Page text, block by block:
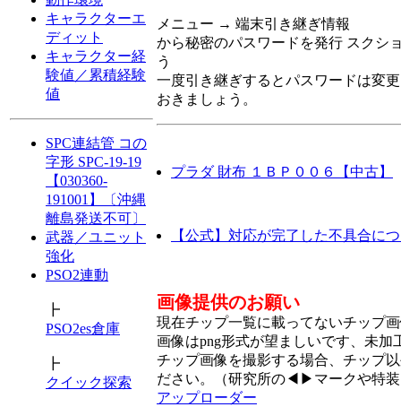
キャラクターエ
ディット
キャラクター経
験値／累積経験
値
SPC連結管 コの
字形 SPC-19-19
【030360-
191001】〔沖縄
離島発送不可〕
武器／ユニット
強化
PSO2連動
┣
PSO2es倉庫
┣
クイック探索
メニュー → 端末引き継ぎ情報
から秘密のパスワードを発行 スクシ
う
一度引き継ぎするとパスワードは変
おきましょう。
プラダ 財布 １ＢＰ００６【中古】
【公式】対応が完了した不具合に
画像提供のお願い
現在チップ一覧に載ってないチップ
画像はpng形式が望ましいです、未加
チップ画像を撮影する場合、チップ
ださい。（研究所の◀▶マークや特
アップローダー